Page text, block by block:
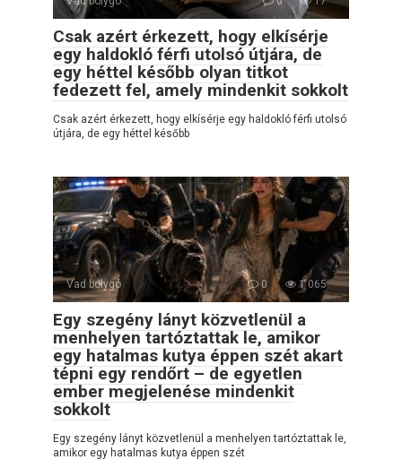
Csak azért érkezett, hogy elkísérje
egy haldokló férfi utolsó útjára, de
egy héttel később olyan titkot
fedezett fel, amely mindenkit sokkolt
Csak azért érkezett, hogy elkísérje egy haldokló férfi utolsó
útjára, de egy héttel később
Vad bolygó 0 1 065
Egy szegény lányt közvetlenül a
menhelyen tartóztattak le, amikor
egy hatalmas kutya éppen szét akart
tépni egy rendőrt – de egyetlen
ember megjelenése mindenkit
sokkolt
Egy szegény lányt közvetlenül a menhelyen tartóztattak le,
amikor egy hatalmas kutya éppen szét